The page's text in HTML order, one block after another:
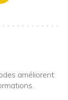
améliorent